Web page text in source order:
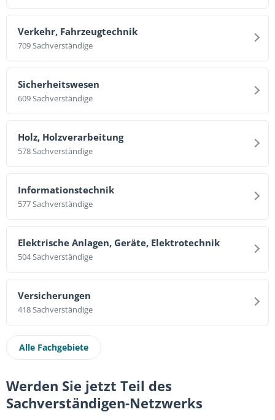
Verkehr, Fahrzeugtechnik
709 Sachverständige
Sicherheitswesen
609 Sachverständige
Holz, Holzverarbeitung
578 Sachverständige
Informationstechnik
577 Sachverständige
Elektrische Anlagen, Geräte, Elektrotechnik
504 Sachverständige
Versicherungen
418 Sachverständige
Alle Fachgebiete
Werden Sie jetzt Teil des
Sachverständigen-Netzwerks